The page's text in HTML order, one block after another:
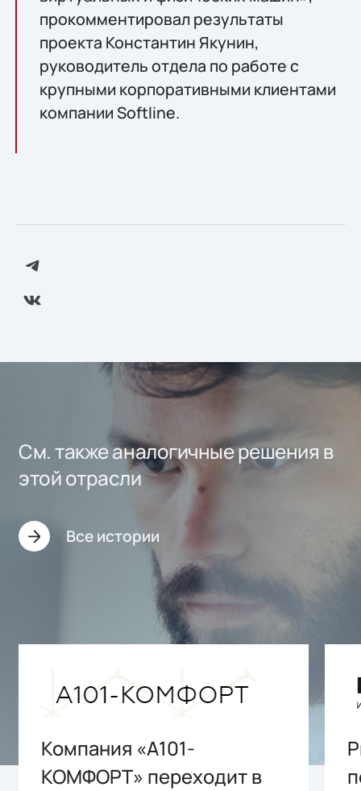
прокомментировал результаты
проекта Константин Якунин,
руководитель отдела по работе с
крупными корпоративными клиентами
компании Softline.
См. также аналогичные решения в
этой отрасли
Все истории
Компания «А101-
КОМФОРТ» переходит в